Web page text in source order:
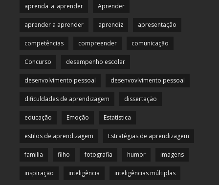
aprenda_a_aprender Aprender
aprender a aprender aprendiz apresentação
competências compreender comunicação
Concurso desempenho escolar
desenvolvimento pessoal desenvovlvimento pessoal
dificuldades de aprendizagem dissertação
educação Emoção Estatística
estilos de aprendizagem Estratégias de aprendizagem
familia filho fotografia humor imagens
inspiração inteligência inteligências múltiplas